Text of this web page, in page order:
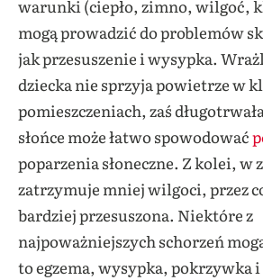
warunki (ciepło, zimno, wilgoć,
mogą prowadzić do problemów
jak przesuszenie i wysypka.
dziecka nie sprzyja powietrze w
pomieszczeniach, zaś
słońce może łatwo spowodować
poparzenia słoneczne. Z kolei, w
zatrzymuje mniej wilgoci, przez
bardziej przesuszona. Niektóre z
najpoważniejszych schorzeń
to egzema, wysypka, pokrzywka